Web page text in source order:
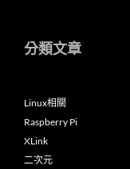
分類文章
Linux相關
Raspberry Pi
XLink
二次元